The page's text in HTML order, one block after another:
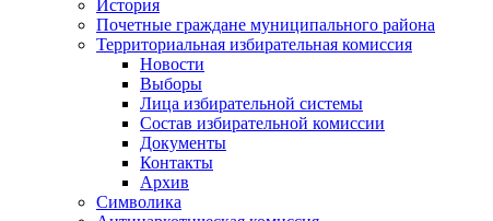
История
Почетные граждане муниципального района
Территориальная избирательная комиссия
Новости
Выборы
Лица избирательной системы
Состав избирательной комиссии
Документы
Контакты
Архив
Символика